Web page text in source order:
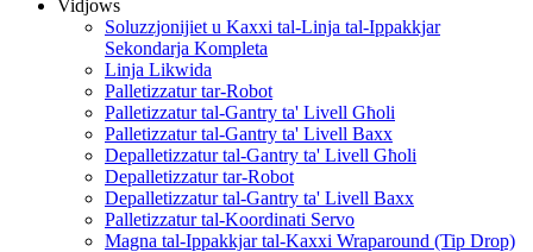
Vidjows
Soluzzjonijiet u Kaxxi tal-Linja tal-Ippakkjar
Sekondarja Kompleta
Linja Likwida
Palletizzatur tar-Robot
Palletizzatur tal-Gantry ta' Livell Għoli
Palletizzatur tal-Gantry ta' Livell Baxx
Depalletizzatur tal-Gantry ta' Livell Għoli
Depalletizzatur tar-Robot
Depalletizzatur tal-Gantry ta' Livell Baxx
Palletizzatur tal-Koordinati Servo
Magna tal-Ippakkjar tal-Kaxxi Wraparound (Tip Drop)